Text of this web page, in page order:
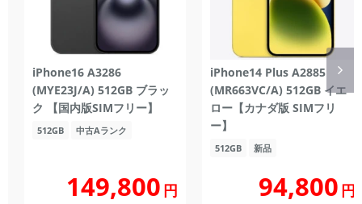
iPhone16 A3286
(MYE23J/A) 512GB ブラッ
ク 【国内版SIMフリー】
512GB 中古Aランク
149,800円
iPhone14 Plus A2885
(MR663VC/A) 512GB イエ
ロー【カナダ版 SIMフリ
ー】
512GB 新品
94,800円